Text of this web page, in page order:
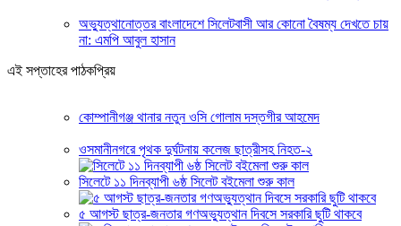
অভ্যুত্থানোত্তর বাংলাদেশে সিলেটবাসী আর কোনো বৈষম্য দেখতে চায়
না: এমপি আবুল হাসান
এই সপ্তাহের পাঠকপ্রিয়
কোম্পানীগঞ্জ থানার নতুন ওসি গোলাম দস্তগীর আহমেদ
ওসমানীনগরে পৃথক দুর্ঘটনায় কলেজ ছাত্রীসহ নিহত-২
সিলেটে ১১ দিনব্যাপী ৬ষ্ঠ সিলেট বইমেলা শুরু কাল
৫ আগস্ট ছাত্র-জনতার গণঅভ্যুত্থান দিবসে সরকারি ছুটি থাকবে